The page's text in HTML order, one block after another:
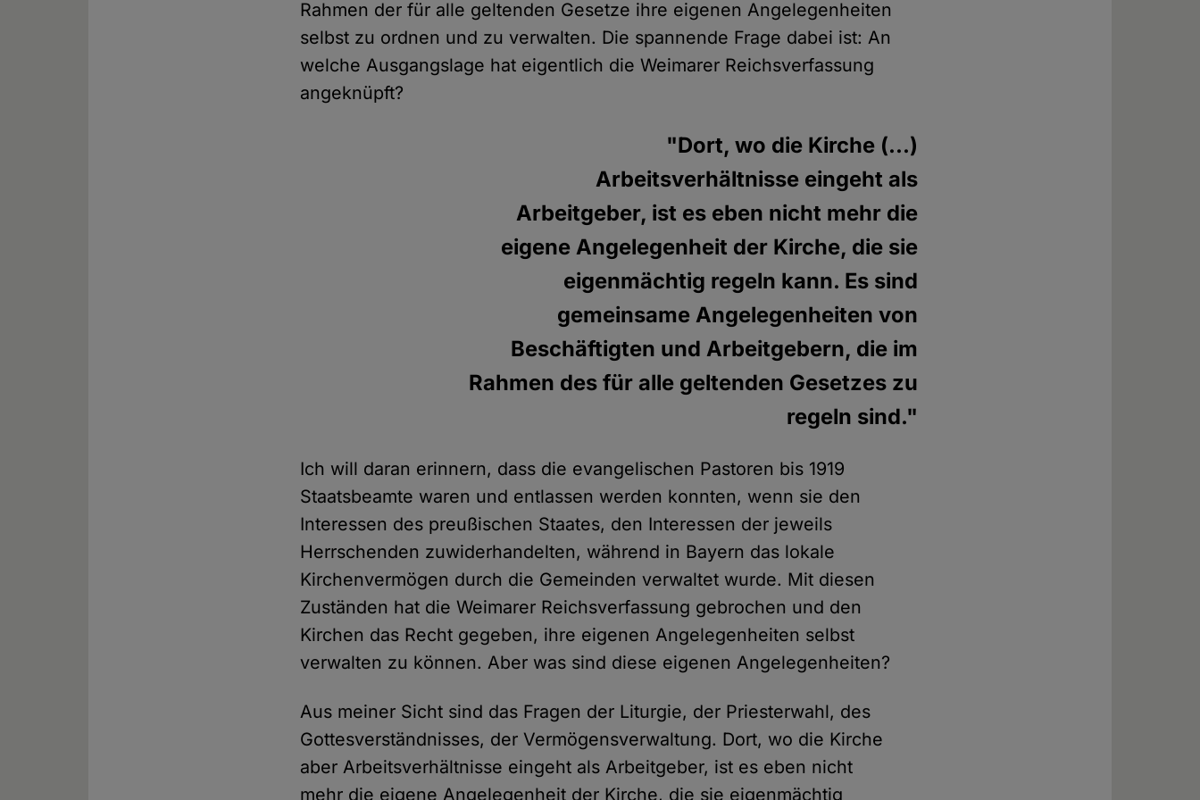
Rahmen der für alle geltenden Gesetze ihre eigenen Angelegenheiten
selbst zu ordnen und zu verwalten. Die spannende Frage dabei ist: An
welche Ausgangslage hat eigentlich die Weimarer Reichsverfassung
angeknüpft?
"Dort, wo die Kirche (...)
Arbeitsverhältnisse eingeht als
Arbeitgeber, ist es eben nicht mehr die
eigene Angelegenheit der Kirche, die sie
eigenmächtig regeln kann. Es sind
gemeinsame Angelegenheiten von
Beschäftigten und Arbeitgebern, die im
Rahmen des für alle geltenden Gesetzes zu
regeln sind."
Ich will daran erinnern, dass die evangelischen Pastoren bis 1919
Staatsbeamte waren und entlassen werden konnten, wenn sie den
Interessen des preußischen Staates, den Interessen der jeweils
Herrschenden zuwiderhandelten, während in Bayern das lokale
Kirchenvermögen durch die Gemeinden verwaltet wurde. Mit diesen
Zuständen hat die Weimarer Reichsverfassung gebrochen und den
Kirchen das Recht gegeben, ihre eigenen Angelegenheiten selbst
verwalten zu können. Aber was sind diese eigenen Angelegenheiten?
Aus meiner Sicht sind das Fragen der Liturgie, der Priesterwahl, des
Gottesverständnisses, der Vermögensverwaltung. Dort, wo die Kirche
aber Arbeitsverhältnisse eingeht als Arbeitgeber, ist es eben nicht
mehr die eigene Angelegenheit der Kirche, die sie eigenmächtig